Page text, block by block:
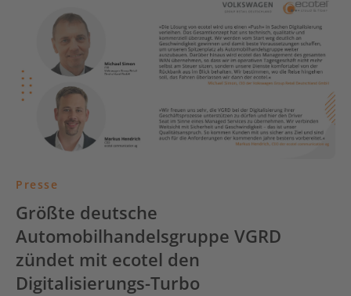
Presse
Größte deutsche
Automobilhandelsgruppe VGRD
zündet mit ecotel den
Digitalisierungs-Turbo